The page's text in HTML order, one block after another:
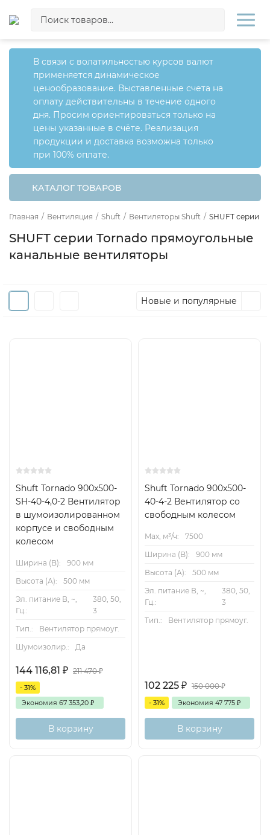
В связи с волатильностью курсов валют
применяется динамическое
ценообразование. Выставленные счета на
оплату действительны в течение одного
дня. Просим ориентироваться только на
цены указанные в счёте. Реализация
продукции и доставка возможна только
при 100% оплате.
КАТАЛОГ ТОВАРОВ
Главная / Вентиляция / Shuft / Вентиляторы Shuft / SHUFT серии
SHUFT серии Tornado прямоугольные
канальные вентиляторы
Новые и популярные
Shuft Tornado 900x500-
SH-40-4,0-2 Вентилятор
в шумоизолированном
корпусе и свободным
колесом
Ширина (B):
900 мм
Высота (А):
500 мм
Эл. питание В, ~,
Гц.:
380, 50,
3
Тип.:
Вентилятор прямоуг.
Шумоизолир.:
Да
144 116,81 ₽ 211 470₽
- 31%
Экономия 67 353,20 ₽
В корзину
Shuft Tornado 900x500-
40-4-2 Вентилятор cо
свободным колесом
Max, м³/ч:
7500
Ширина (B):
900 мм
Высота (А):
500 мм
Эл. питание В, ~,
Гц.:
380, 50,
3
Тип.:
Вентилятор прямоуг.
102 225 ₽ 150 000₽
- 31% Экономия 47 775 ₽
В корзину